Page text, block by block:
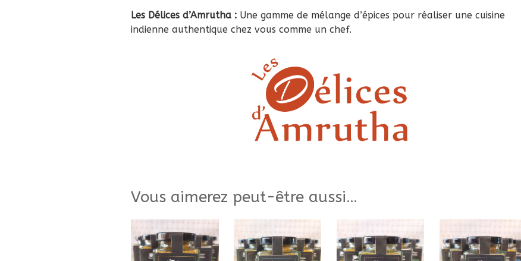
Les Délices d’Amrutha : Une gamme de mélange d’épices pour réaliser une cuisine
indienne authentique chez vous comme un chef.
Vous aimerez peut-être aussi…